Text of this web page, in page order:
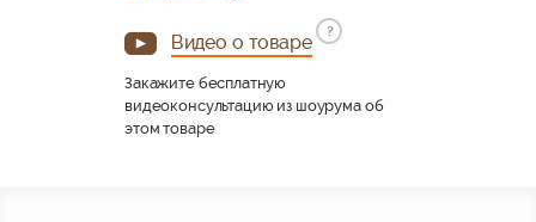
Видео о товаре
?
Закажите бесплатную
видеоконсультацию из шоурума об
этом товаре